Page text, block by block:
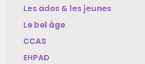
Les ados & les jeunes
Le bel âge
CCAS
EHPAD